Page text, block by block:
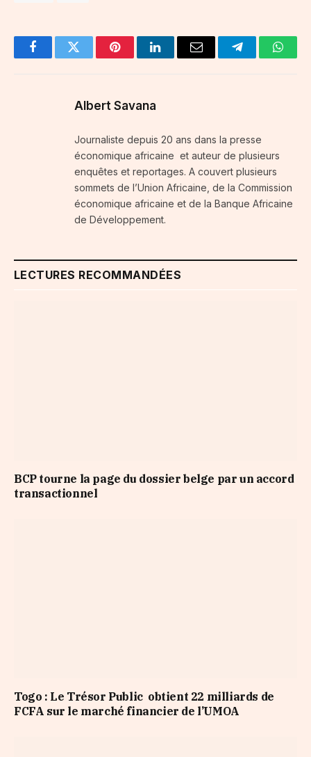
FacebookTwitter PinterestLinkedInEmail Telegram
Albert Savana
Journaliste depuis 20 ans dans la presse
économique africaine et auteur de plusieurs
enquêtes et reportages. A couvert plusieurs
sommets de l’Union Africaine, de la Commission
économique africaine et de la Banque Africaine
de Développement.
LECTURES RECOMMANDÉES
BCP tourne la page du dossier belge par un accord
transactionnel
Togo : Le Trésor Public obtient 22 milliards de
FCFA sur le marché financier de l’UMOA